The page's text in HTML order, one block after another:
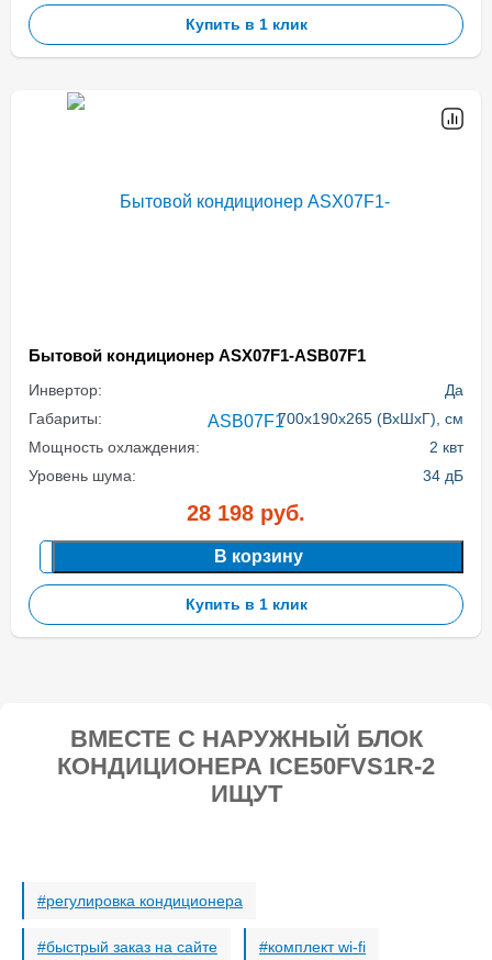
Купить в 1 клик
Бытовой кондиционер ASX07F1-ASB07F1
Инвертор:
Да
Габариты:
700x190x265 (ВхШхГ), см
Мощность охлаждения:
2 квт
Уровень шума:
34 дБ
28 198 руб.
В корзину
Купить в 1 клик
ВМЕСТЕ С НАРУЖНЫЙ БЛОК
КОНДИЦИОНЕРА ICE50FVS1R-2
ИЩУТ
регулировка кондиционера
быстрый заказ на сайте комплект wi-fi